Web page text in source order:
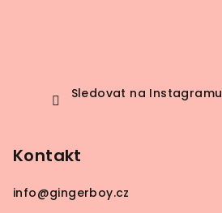
Sledovat na Instagramu
Kontakt
info@gingerboy.cz